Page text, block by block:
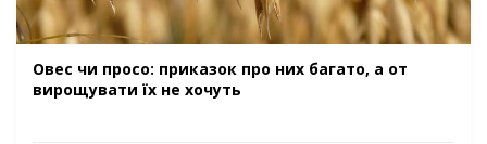
Овес чи просо: приказок про них багато, а от
вирощувати їх не хочуть